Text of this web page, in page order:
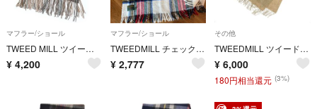
マフラー/ショール
TWEED MILL ツイードミル マフラー ベージュ 【古着】【中古】【送料無料】
¥ 4,200
マフラー/ショール
TWEEDMILL チェック 大判ストール
¥ 2,777
その他
TWEEDMILL ツイードミル ストール ウール ブラウン レディース / 240001201126
¥ 6,000
180円相当還元 (3%)